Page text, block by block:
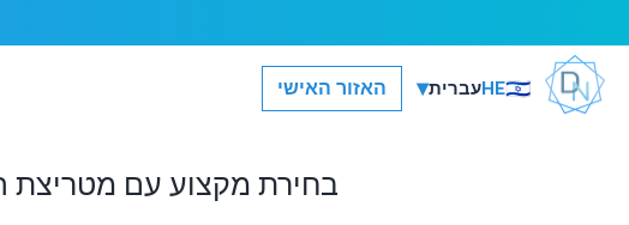
🇮🇱
HEעברית▾ האזור האישי
בחירת מקצוע עם מטריצת